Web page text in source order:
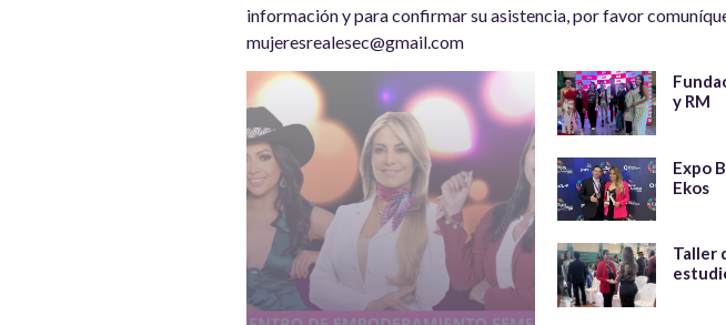
información y para confirmar su asistencia, por favor
mujeresrealesec@gmail.com
y RM
Expo
Ekos
Taller